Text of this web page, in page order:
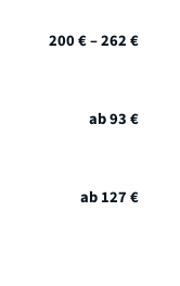
200 € – 262 €
ab 93 €
ab 127 €